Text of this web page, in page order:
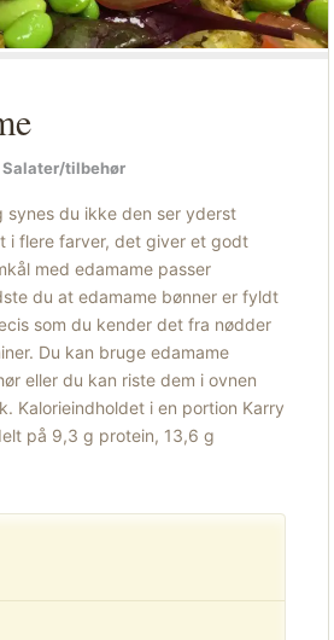
Salater/tilbehør
synes du ikke den ser yderst
i flere farver, det giver et godt
med edamame passer
du at edamame bønner er fyldt
som du kender det fra nødder
Du kan bruge edamame
eller du kan riste dem i ovnen
Kalorieindholdet i en portion Karry
på 9,3 g protein, 13,6 g